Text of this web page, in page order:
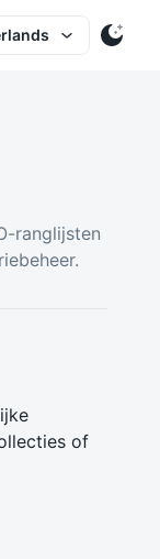
ranglijsten
of